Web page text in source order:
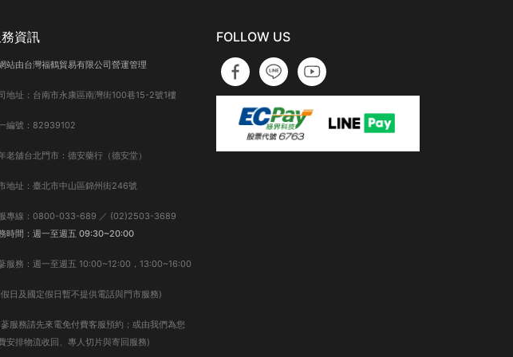
資訊
站由台灣福鶴貿易有限公司營運管理
地址：台南市永康區南灣街100巷15-2號1樓
編號：82939102
老舖台北門市：德安藥行（德安堂）
地址：臺北市中山區錦州街246號
專線：0800-033-689 ／ (02)2503-3689
時間：週一至週五 09:30~20:00
服務：週一至週五 10:00~12:00，13:00~16:00
日及國定假日暫不提供電話與門市服務)
服務請先來電免付費客服預約；或由我們為您
安排物流收回、專人切片與寄回服務)
FOLLOW US